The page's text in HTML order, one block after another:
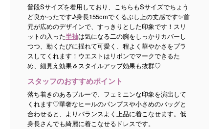
普段Sサイズを着用しており、こちらもSサイズでちょう
ど良かったです♪身長155cmでくるぶし上の丈感です✨首
元が広めのデザインで、すっきりとした印象です！スリ
ットの入った半袖は気になる二の腕をしっかりカバーし
つつ、動くたびに揺れて可愛く、程よく華やかさをプラ
スしてくれます！ウエストはリボンでマークできるた
め、細見え効果＆スタイルアップ効果も抜群♡
スタッフのおすすめポイント
落ち着きのあるブルーで、フェミニンな印象を演出して
くれます♡華奢なヒールのパンプスや小さめのバッグと
合わせると、よりバランスよく上品に着こなせます。低
身長さんでも綺麗に着こなせるドレスです。